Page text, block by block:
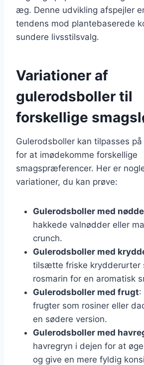
æg. Denne udvikling afspejler
tendens mod plantebaserede
sundere livsstilsvalg.
Variationer af
gulerodsboller til
forskellige
Gulerodsboller kan tilpasses
for at imødekomme forskellige
smagspræferencer. Her er
variationer, du kan prøve:
Gulerodsboller med
hakkede valnødder eller
crunch.
Gulerodsboller med
tilsætte friske krydderurter
rosmarin for en aromatisk
Gulerodsboller med frugt:
frugter som rosiner eller
en sødere version.
Gulerodsboller med
havregryn i dejen for at
og give en mere fyldig